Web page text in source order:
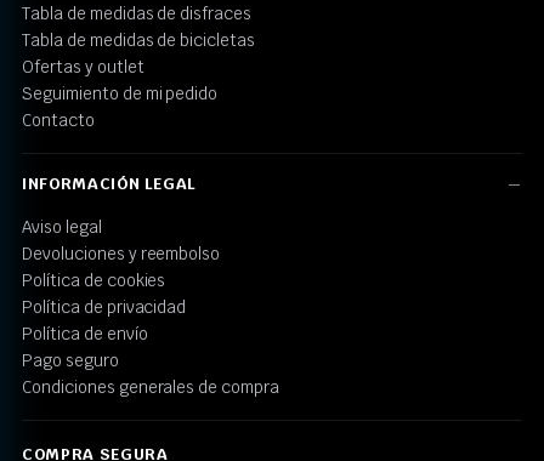
Tabla de medidas de disfraces
Tabla de medidas de bicicletas
Ofertas y outlet
Seguimiento de mi pedido
Contacto
INFORMACIÓN LEGAL
Aviso legal
Devoluciones y reembolso
Política de cookies
Política de privacidad
Política de envío
Pago seguro
Condiciones generales de compra
COMPRA SEGURA